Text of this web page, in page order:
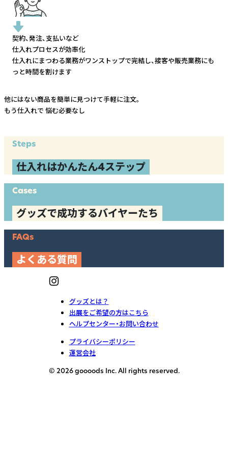
契約、発注、支払いなど
仕入れプロセスが効率化
仕入れにまつわる業務がワンストップで完結し、接客や販売業務にも
っと時間を割けます
他にはない商品を簡単に見つけて手軽に注文。
もう仕入れで 悩む必要なし
Steps
仕入れはかんたん4ステップ
Cases
グッズで成功するバイヤーたち
FAQs
よくある質問
グッズとは？
出展をご希望の方はこちら
ヘルプセンター・お問い合わせ
プライバシーポリシー
運営会社
© 2026 goooods Inc. All rights reserved.